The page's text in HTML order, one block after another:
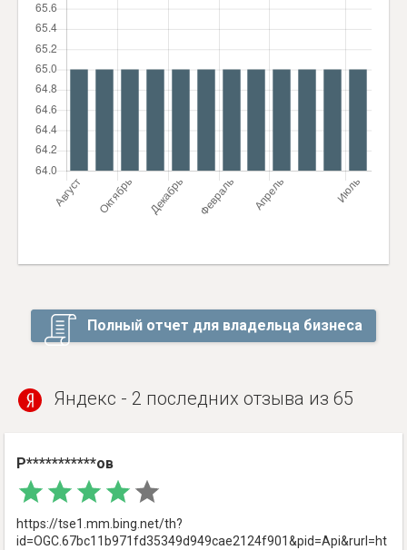
Полный отчет для владельца бизнеса
Яндекс - 2 последних отзыва из 65
Р***********ов
https://tse1.mm.bing.net/th?
id=OGC.67bc11b971fd35349d949cae2124f901&pid=Api&rurl=ht